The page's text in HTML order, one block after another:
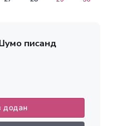
писанд
додан